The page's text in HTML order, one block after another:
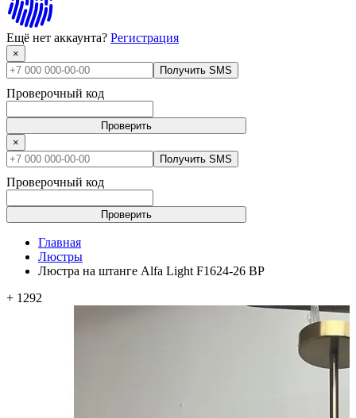
Ещё нет аккаунта? Регистрация
×
Получить SMS
Проверочный код
Проверить
×
Получить SMS
Проверочный код
Проверить
Главная
Люстры
Люстра на штанге Alfa Light F1624-26 BP
+ 1292